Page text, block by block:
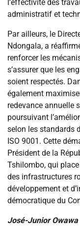
l’effectivité des
administratif et
Par ailleurs, le
Ndongala, a
renforcer les
s’assurer que les
soient respectés.
également
redevance annuelle
poursuivant
selon les standards
ISO 9001. Cette
Président de la
Tshilombo, qui
des infrastructures
développement et
démocratique du
José-Junior Owawa